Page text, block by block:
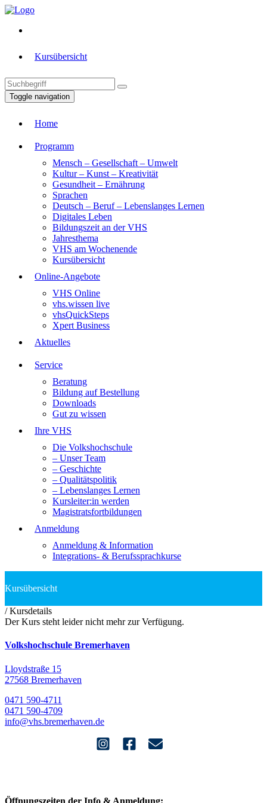
Kursübersicht
Toggle navigation
Home
Programm
Mensch – Gesellschaft – Umwelt
Kultur – Kunst – Kreativität
Gesundheit – Ernährung
Sprachen
Deutsch – Beruf – Lebenslanges Lernen
Digitales Leben
Bildungszeit an der VHS
Jahresthema
VHS am Wochenende
Kursübersicht
Online-Angebote
VHS Online
vhs.wissen live
vhsQuickSteps
Xpert Business
Aktuelles
Service
Beratung
Bildung auf Bestellung
Downloads
Gut zu wissen
Ihre VHS
Die Volkshochschule
– Unser Team
– Geschichte
– Qualitätspolitik
– Lebenslanges Lernen
Kursleiter:in werden
Magistratsfortbildungen
Anmeldung
Anmeldung & Information
Integrations- & Berufssprachkurse
/Kursdetails
Der Kurs steht leider nicht mehr zur Verfügung.
Volkshochschule Bremerhaven
Lloydstraße 15
27568 Bremerhaven
0471 590-4711
0471 590-4709
info@vhs.bremerhaven.de
Öffnungszeiten der Info & Anmeldung: